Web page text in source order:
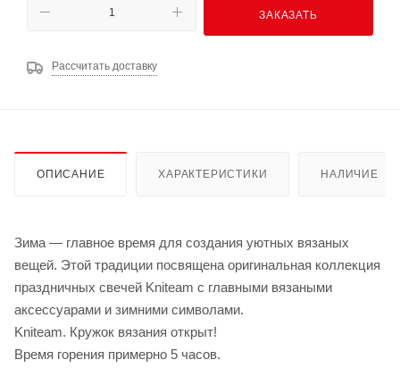
ЗАКАЗАТЬ
Рассчитать доставку
ОПИСАНИЕ ХАРАКТЕРИСТИКИ НАЛИЧИЕ
Зима — главное время для создания уютных вязаных
вещей. Этой традиции посвящена оригинальная коллекция
праздничных свечей Kniteam с главными вязаными
аксессуарами и зимними символами.
Kniteam. Кружок вязания открыт!
Время горения примерно 5 часов.